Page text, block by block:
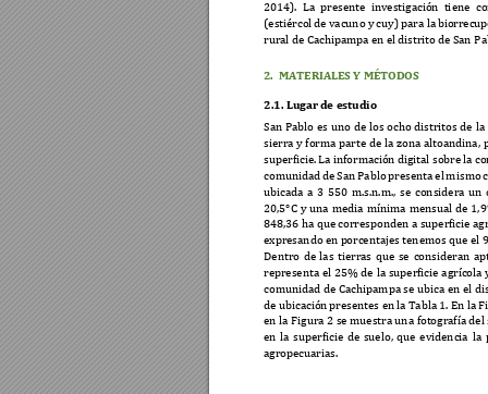
2014). La presente investigación tiene
(estiércol de vacuno y cuy) para la
rural de Cachipampa en el distrito de San
2. MATERIALES Y MÉTODOS
2.1. Lugar de estudio
San Pablo es uno de los ocho distritos de la
sierra y forma parte de la zona altoandina,
superficie. La información digital sobre la
comunidad de San Pablo presenta el mismo
ubicada a 3 550 m.s.n.m., se considera un
20,5°C y una media mínima mensual de
848,36 ha que corresponden a superficie
expresando en porcentajes tenemos que el
Dentro de las tierras que se consideran
representa el 25% de la superficie agrícola
comunidad de Cachipampa se ubica en el
de ubicación presentes en la Tabla 1. En la
en la Figura 2 se muestra una fotografía del
en la superficie de suelo, que evidencia la
agropecuarias.